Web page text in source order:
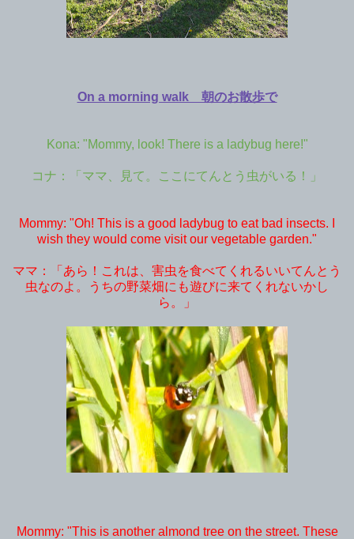
On a morning walk 朝のお散歩で
Kona: "Mommy, look! There is a ladybug here!"
コナ：「ママ、見て。ここにてんとう虫がいる！」
Mommy: "Oh! This is a good ladybug to eat bad insects. I
wish they would come visit our vegetable garden."
ママ：「あら！これは、害虫を食べてくれるいいてんとう
虫なのよ。うちの野菜畑にも遊びに来てくれないかし
ら。」
Mommy: "This is another almond tree on the street. These